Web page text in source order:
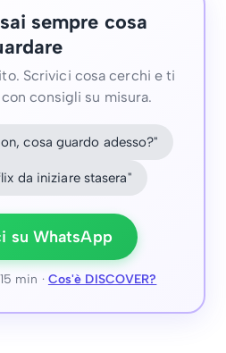
sempre cosa
Scrivici cosa cerchi e ti
consigli su misura.
cosa guardo adesso?"
da iniziare stasera"
su WhatsApp
min · Cos'è DISCOVER?